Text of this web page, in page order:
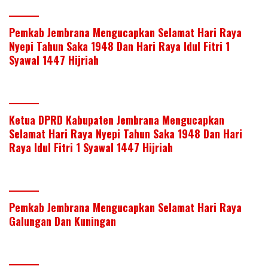
Pemkab Jembrana Mengucapkan Selamat Hari Raya
Nyepi Tahun Saka 1948 Dan Hari Raya Idul Fitri 1
Syawal 1447 Hijriah
Ketua DPRD Kabupaten Jembrana Mengucapkan
Selamat Hari Raya Nyepi Tahun Saka 1948 Dan Hari
Raya Idul Fitri 1 Syawal 1447 Hijriah
Pemkab Jembrana Mengucapkan Selamat Hari Raya
Galungan Dan Kuningan